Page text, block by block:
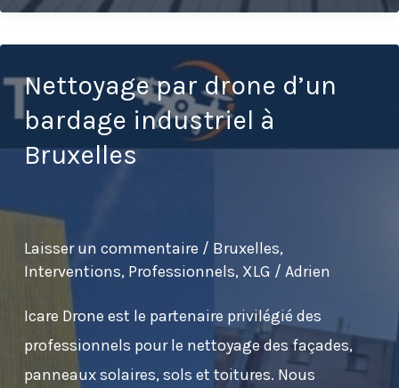
panneaux
solaires
sur
le
toit
du
de
la
RAAL
La
Louvière
Nettoyage par drone d’un
bardage industriel à
Bruxelles
Laisser un commentaire / Bruxelles,
Interventions, Professionnels, XLG / Adrien
Icare Drone est le partenaire privilégié des
professionnels pour le nettoyage des façades,
panneaux solaires, sols et toitures. Nous